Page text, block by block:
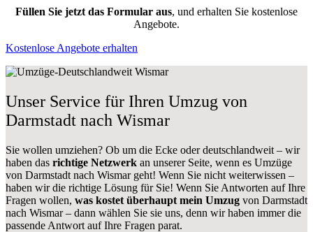
Füllen Sie jetzt das Formular aus, und erhalten Sie kostenlose
Angebote.
Kostenlose Angebote erhalten
Unser Service für Ihren Umzug von
Darmstadt nach Wismar
Sie wollen umziehen? Ob um die Ecke oder deutschlandweit – wir
haben das richtige Netzwerk an unserer Seite, wenn es Umzüge
von Darmstadt nach Wismar geht! Wenn Sie nicht weiterwissen –
haben wir die richtige Lösung für Sie! Wenn Sie Antworten auf Ihre
Fragen wollen, was kostet überhaupt mein Umzug von Darmstadt
nach Wismar – dann wählen Sie sie uns, denn wir haben immer die
passende Antwort auf Ihre Fragen parat.